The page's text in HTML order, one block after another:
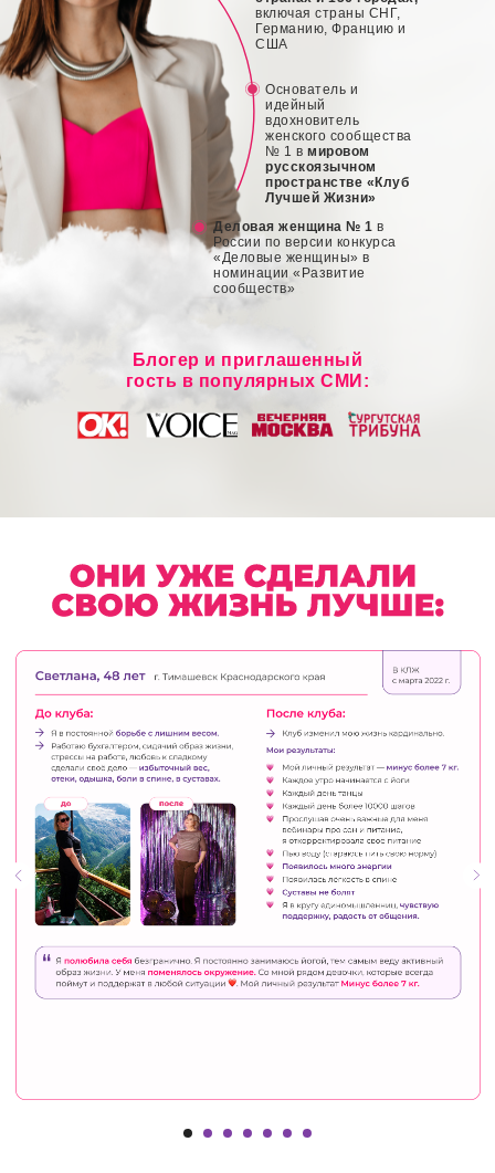
включая страны СНГ,
Германию, Францию и
США
Деловая женщина № 1 в
России по версии конкурса
«Деловые женщины» в
номинации «Развитие
сообществ»
Основатель и
идейный
вдохновитель
женского сообщества
№ 1 в мировом
русскоязычном
пространстве «Клуб
Лучшей Жизни»
Блогер и приглашенный
гость в популярных СМИ: